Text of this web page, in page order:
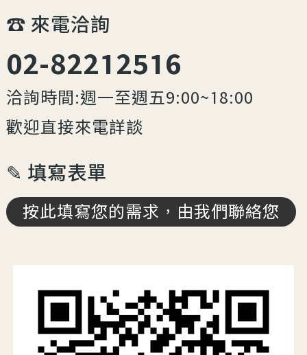
☎︎ 來電洽詢
02-82212516
洽詢時間:週一至週五9:00~18:00
歡迎直接來電詳談
✎ 填寫表單
按此填寫您的需求，由我們聯絡您